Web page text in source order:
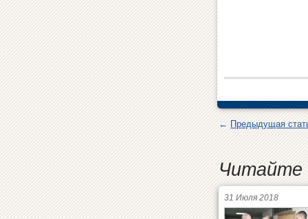
←Предыдущая
Читайте
31 Июля 2018